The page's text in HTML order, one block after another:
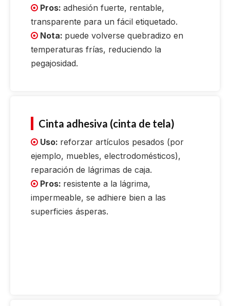
 Pros: adhesión fuerte, rentable,
transparente para un fácil etiquetado.
 Nota: puede volverse quebradizo en
temperaturas frías, reduciendo la
pegajosidad.
Cinta adhesiva (cinta de tela)
 Uso: reforzar artículos pesados ​​(por
ejemplo, muebles, electrodomésticos),
reparación de lágrimas de caja.
 Pros: resistente a la lágrima,
impermeable, se adhiere bien a las
superficies ásperas.